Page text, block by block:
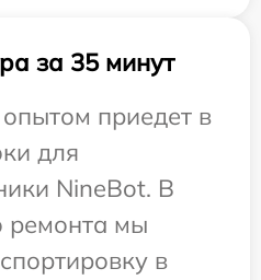
за 35 минут
приедет в
для
NineBot. В
ремонта мы
в